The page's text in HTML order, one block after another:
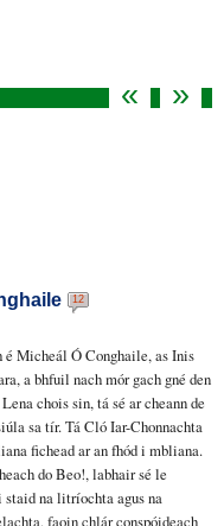
« »
12
é Micheál Ó Conghaile, as Inis
a bhfuil nach mórgach gné den
chois sin, tá sé ar cheann de
sa tír. Tá Cló Iar-Chonnachta
ficheadar an fhódi mbliana.
do Beo!, labhair sé le
na litríochta agus na
faoin chlárconspóideach